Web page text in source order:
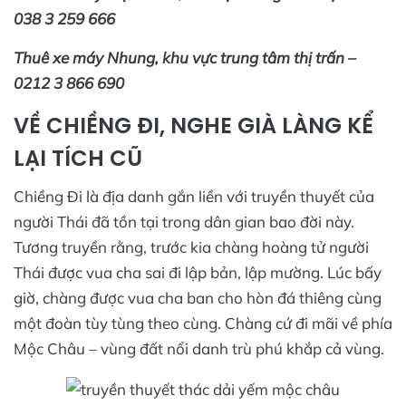
038 3 259 666
Thuê xe máy Nhung, khu vực trung tâm thị trấn –
0212 3 866 690
VỀ CHIỀNG ĐI, NGHE GIÀ LÀNG KỂ
LẠI TÍCH CŨ
Chiềng Đi là địa danh gắn liền với truyền thuyết của
người Thái đã tồn tại trong dân gian bao đời này.
Tương truyền rằng, trước kia chàng hoàng tử người
Thái được vua cha sai đi lập bản, lập mường. Lúc bấy
giờ, chàng được vua cha ban cho hòn đá thiêng cùng
một đoàn tùy tùng theo cùng. Chàng cứ đi mãi về phía
Mộc Châu – vùng đất nổi danh trù phú khắp cả vùng.